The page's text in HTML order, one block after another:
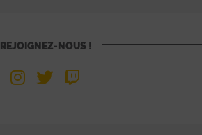
REJOIGNEZ-NOUS !